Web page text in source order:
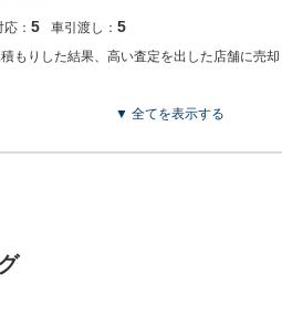
： 5 車引渡し： 5
もりした結果、高い査定を出した店舗に売
しく思います！！！ お客様に喜んで頂け
▼ 全てを表示する